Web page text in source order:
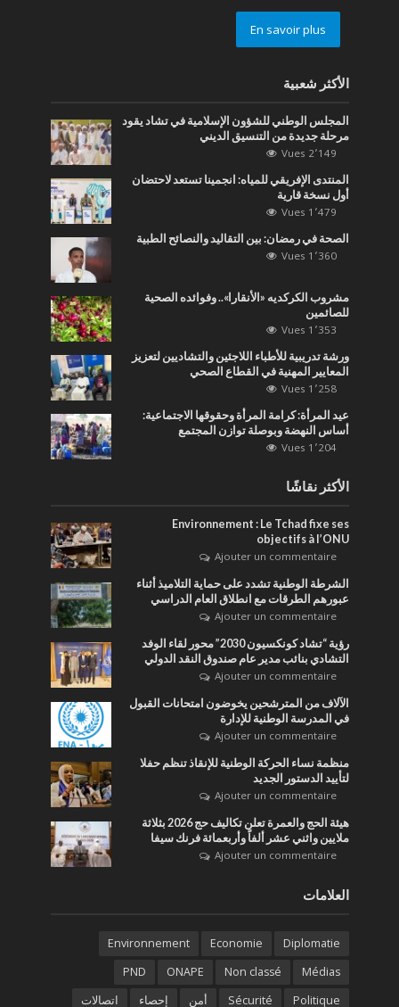
En savoir plus
الأكثر شعبية
المجلس الوطني للشؤون الإسلامية في تشاد يقود
مرحلة جديدة من التنسيق الديني
2٬149 Vues
المنتدى الإفريقي للمياه: انجمينا تستعد لاحتضان
أول نسخة قارية
1٬479 Vues
الصحة في رمضان: بين التقاليد والنصائح الطبية
1٬360 Vues
مشروب الكركديه «الأنقارا».. وفوائده الصحية
للصائمين
1٬353 Vues
ورشة تدريبية للأطباء اللاجئين والتشاديين لتعزيز
المعايير المهنية في القطاع الصحي
1٬258 Vues
عيد المرأة: كرامة المرأة وحقوقها الاجتماعية:
أساس النهضة وبوصلة توازن المجتمع
1٬204 Vues
الأكثر نقاشًا
Environnement : Le Tchad fixe ses
objectifs à l’ONU
Ajouter un commentaire
الشرطة الوطنية تشدد على حماية التلاميذ أثناء
عبورهم الطرقات مع انطلاق العام الدراسي
Ajouter un commentaire
رؤية “تشاد كونكسيون 2030” محور لقاء الوفد
التشادي بنائب مدير عام صندوق النقد الدولي
Ajouter un commentaire
الآلاف من المترشحين يخوضون امتحانات القبول
في المدرسة الوطنية للإدارة
Ajouter un commentaire
منظمة نساء الحركة الوطنية للإنقاذ تنظم حفلا
لتأييد الدستور الجديد
Ajouter un commentaire
هيئة الحج والعمرة تعلن تكاليف حج 2026 بثلاثة
ملايين واثني عشر ألفاً وأربعمائة فرنك سيفا
Ajouter un commentaire
العلامات
Diplomatie
Economie
Environnement
Médias
Non classé
ONAPE
PND
Politique
Sécurité أمن إحصاء اتصالات